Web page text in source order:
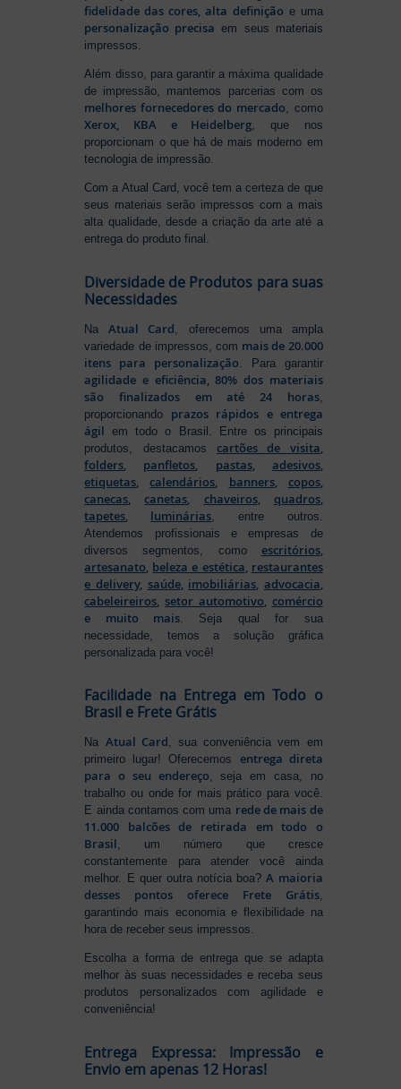
fidelidade das cores, alta definição e uma
personalização precisa em seus materiais
impressos.
Além disso, para garantir a máxima qualidade
de impressão, mantemos parcerias com os
melhores fornecedores do mercado, como
Xerox, KBA e Heidelberg, que nos
proporcionam o que há de mais moderno em
tecnologia de impressão.
Com a Atual Card, você tem a certeza de que
seus materiais serão impressos com a mais
alta qualidade, desde a criação da arte até a
entrega do produto final.
Diversidade de Produtos para suas
Necessidades
NaAtual Card , oferecemos uma ampla
variedade de impressos, com mais de 20.000
itens para personalização . Para garantir
agilidade e eficiência, 80% dos materiais
são finalizados em até 24 horas,
proporcionando prazos rápidos e entrega
ágil em todo o Brasil. Entre os principais
produtos, destacamos cartões de visita,
folders, panfletos, pastas, adesivos,
etiquetas,calendários, banners, copos,
canecas,canetas, chaveiros, quadros,
tapetes, luminárias , entre outros.
Atendemos profissionais e empresas de
diversos segmentos, como escritórios,
artesanato, beleza e estética, restaurantes
e delivery, saúde, imobiliárias, advocacia,
cabeleireiros, setor automotivo, comércio
e muito mais . Seja qual for sua
necessidade, temos a solução gráfica
personalizada para você!
Facilidade na Entrega em Todo o
Brasil e Frete Grátis
Na Atual Card, sua conveniência vem em
primeiro lugar! Oferecemos entrega direta
para o seu endereço, seja em casa, no
trabalho ou onde for mais prático para você.
E ainda contamos com uma rede de mais de
11.000 balcões de retirada em todo o
Brasil, um número que cresce
constantemente para atender você ainda
melhor. E quer outra notícia boa?A maioria
desses pontos oferece Frete Grátis,
garantindo mais economia e flexibilidade na
hora de receber seus impressos.
Escolha a forma de entrega que se adapta
melhor às suas necessidades e receba seus
produtos personalizados com agilidade e
conveniência!
Entrega Expressa: Impressão e
Envio em apenas 12 Horas!